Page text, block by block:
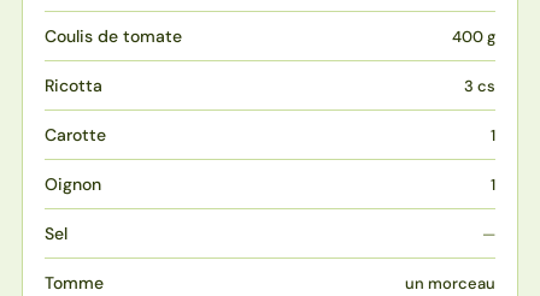
Coulis de tomate 400 g
Ricotta 3 cs
Carotte 1
Oignon 1
Sel —
Tomme un morceau